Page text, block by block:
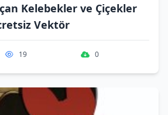
Kelebekler ve Çiçekler
Vektör
19 0